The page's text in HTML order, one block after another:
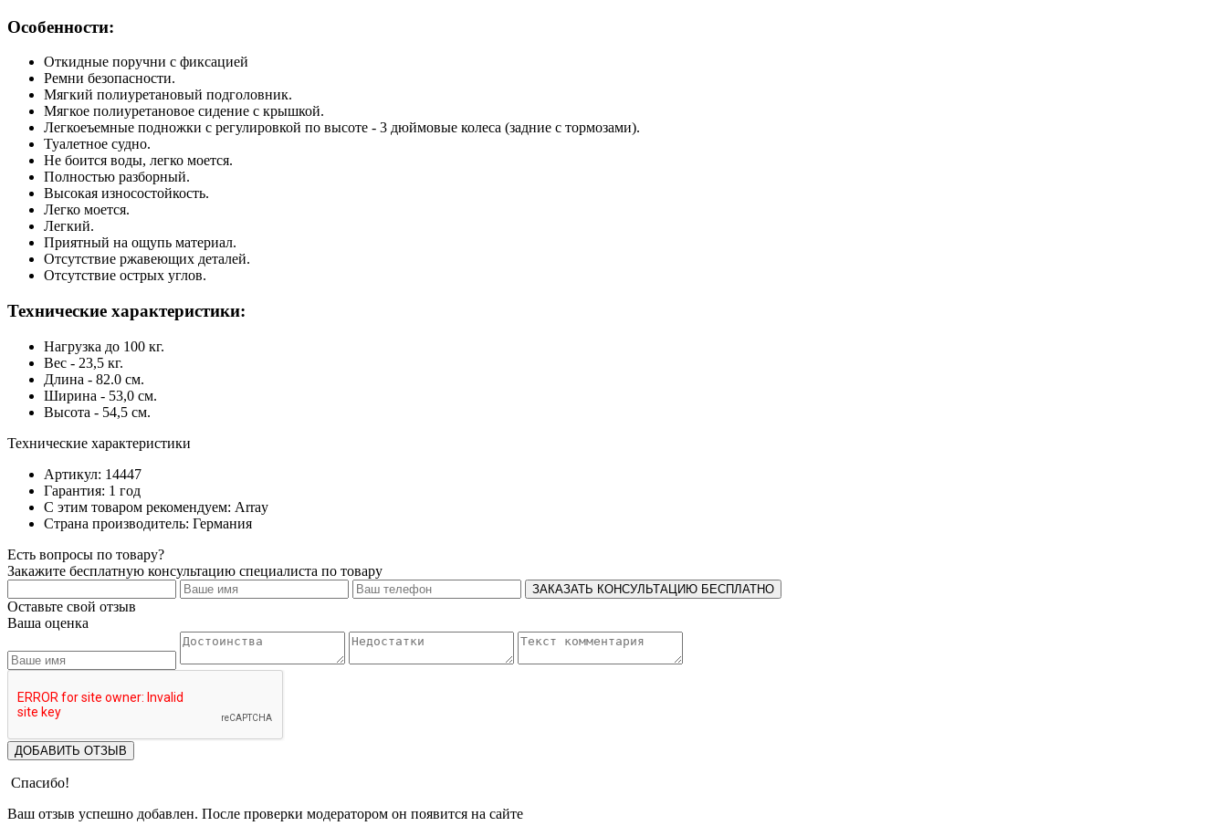
Особенности:
Откидные поручни с фиксацией
Ремни безопасности.
Мягкий полиуретановый подголовник.
Мягкое полиуретановое сидение с крышкой.
Легкоеъемные подножки с регулировкой по высоте - 3 дюймовые колеса (задние с тормозами).
Туалетное судно.
Не боится воды, легко моется.
Полностью разборный.
Высокая износостойкость.
Легко моется.
Легкий.
Приятный на ощупь материал.
Отсутствие ржавеющих деталей.
Отсутствие острых углов.
Технические характеристики:
Нагрузка до 100 кг.
Вес - 23,5 кг.
Длина - 82.0 см.
Ширина - 53,0 см.
Высота - 54,5 см.
Технические характеристики
Артикул: 14447
Гарантия: 1 год
С этим товаром рекомендуем: Array
Страна производитель: Германия
Есть вопросы по товару?
Закажите бесплатную консультацию специалиста по товару
ЗАКАЗАТЬ КОНСУЛЬТАЦИЮ БЕСПЛАТНО
Оставьте свой отзыв
Ваша оценка
ДОБАВИТЬ ОТЗЫВ
Спасибо!
Ваш отзыв успешно добавлен. После проверки модератором он появится на сайте